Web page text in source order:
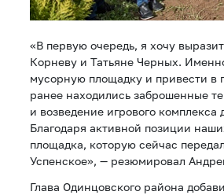
«В первую очередь, я хочу
Корневу и Татьяне Черных.
мусорную площадку и привести в
ранее находились заброшенные
и возведение игрового
Благодаря активной позиции
площадка, которую сейчас
Успенское», — резюмировал
Глава Одинцовского района